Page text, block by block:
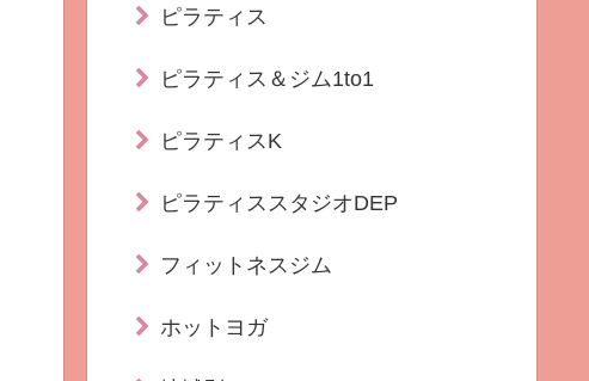
ピラティス
ピラティス＆ジム1to1
ピラティスK
ピラティススタジオDEP
フィットネスジム
ホットヨガ